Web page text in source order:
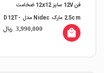
فن 12V سایز 12x12 ضخامت
2.5cm مارک Nidec مدل D12T-
12PS7
3,990,000 ریال local_mall